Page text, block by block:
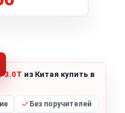
3.0T из Китая купить в
Без поручителей